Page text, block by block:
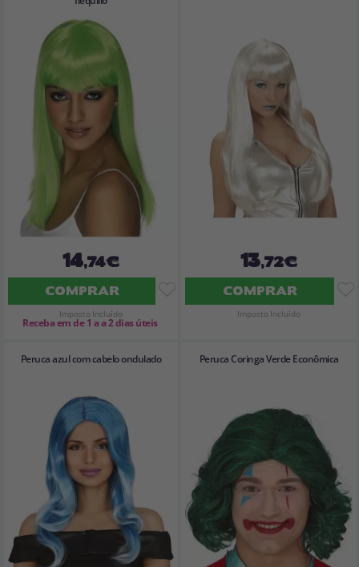
14,74€
COMPRAR
Imposto Incluído
Receba em de 1 a a 2 dias úteis
13,72€
COMPRAR
Imposto Incluído
Peruca azul com cabelo ondulado Peruca Coringa Verde Econômica